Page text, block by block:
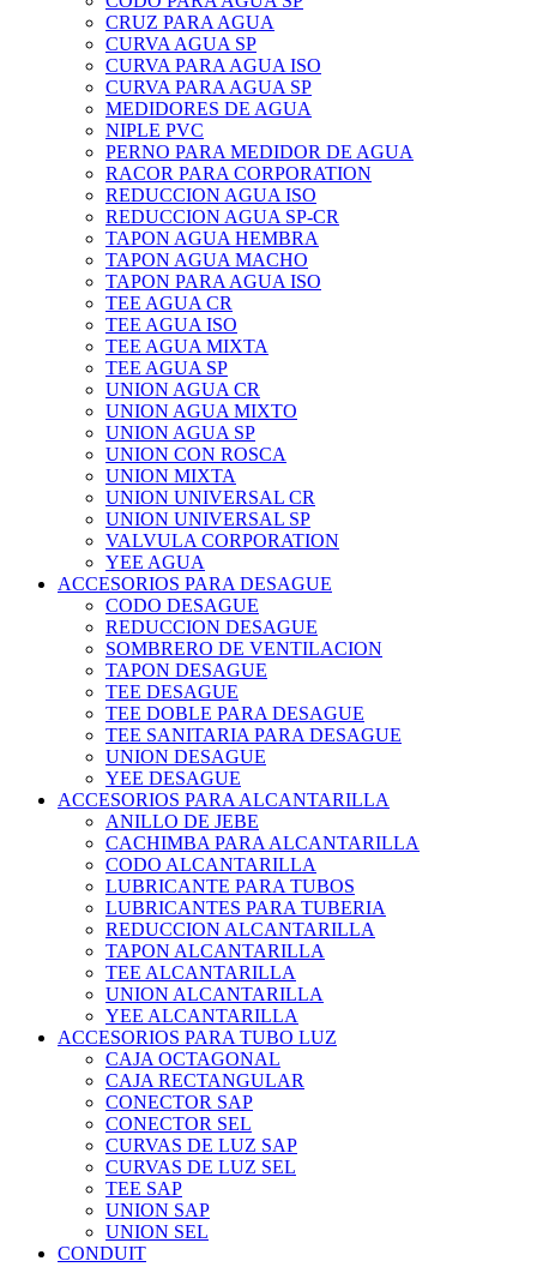
CRUZ PARA AGUA
CURVA AGUA SP
CURVA PARA AGUA ISO
CURVA PARA AGUA SP
MEDIDORES DE AGUA
NIPLE PVC
PERNO PARA MEDIDOR DE AGUA
RACOR PARA CORPORATION
REDUCCION AGUA ISO
REDUCCION AGUA SP-CR
TAPON AGUA HEMBRA
TAPON AGUA MACHO
TAPON PARA AGUA ISO
TEE AGUA CR
TEE AGUA ISO
TEE AGUA MIXTA
TEE AGUA SP
UNION AGUA CR
UNION AGUA MIXTO
UNION AGUA SP
UNION CON ROSCA
UNION MIXTA
UNION UNIVERSAL CR
UNION UNIVERSAL SP
VALVULA CORPORATION
YEE AGUA
ACCESORIOS PARA DESAGUE
CODO DESAGUE
REDUCCION DESAGUE
SOMBRERO DE VENTILACION
TAPON DESAGUE
TEE DESAGUE
TEE DOBLE PARA DESAGUE
TEE SANITARIA PARA DESAGUE
UNION DESAGUE
YEE DESAGUE
ACCESORIOS PARA ALCANTARILLA
ANILLO DE JEBE
CACHIMBA PARA ALCANTARILLA
CODO ALCANTARILLA
LUBRICANTE PARA TUBOS
LUBRICANTES PARA TUBERIA
REDUCCION ALCANTARILLA
TAPON ALCANTARILLA
TEE ALCANTARILLA
UNION ALCANTARILLA
YEE ALCANTARILLA
ACCESORIOS PARA TUBO LUZ
CAJA OCTAGONAL
CAJA RECTANGULAR
CONECTOR SAP
CONECTOR SEL
CURVAS DE LUZ SAP
CURVAS DE LUZ SEL
TEE SAP
UNION SAP
UNION SEL
CONDUIT